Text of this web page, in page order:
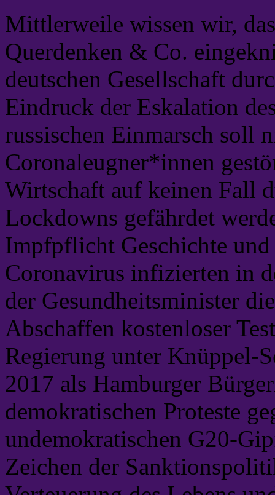
Mittlerweile wissen wir,
Querdenken & Co.
deutschen Gesellschaft
Eindruck der Eskalation
russischen Einmarsch soll
Coronaleugner*innen
Wirtschaft auf keinen Fall
Lockdowns gefährdet
Impfpflicht Geschichte
Coronavirus infizierten in
der Gesundheitsminister
Abschaffen kostenloser
Regierung unter Knüppel-
2017 als Hamburger
demokratischen Proteste
undemokratischen G20-
Zeichen der